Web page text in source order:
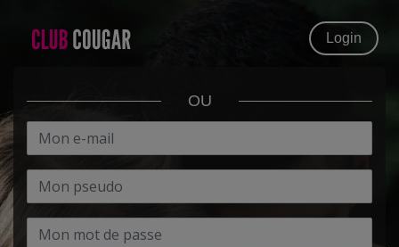
Login
OU